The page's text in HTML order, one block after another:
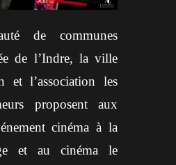
de communes
de l’Indre, la ville
et l’association les
proposent aux
cinéma à la
et au cinéma le